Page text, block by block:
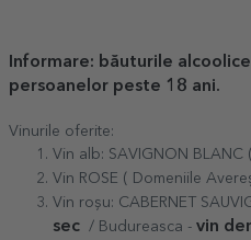
Informare: băuturile
persoanelor peste 18 ani.
Vinurile oferite:
Vin alb: SAVIGNON BLANC
Vin ROSE ( Domeniile
Vin roșu: CABERNET
sec / Budureasca - vin